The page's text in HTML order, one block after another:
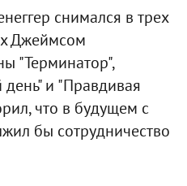
снимался в трех
Джеймсом
"Терминатор",
и "Правдивая
что в будущем с
бы сотрудничество